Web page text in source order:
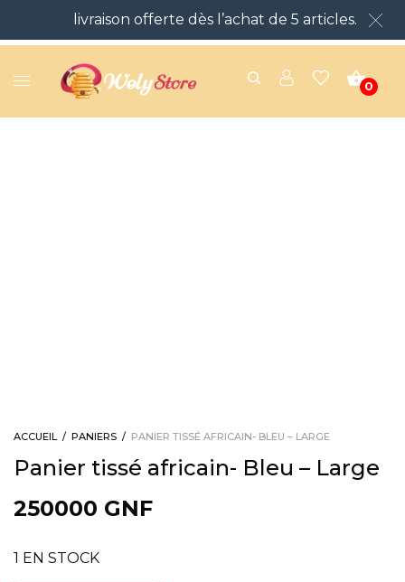
livraison offerte dès l’achat de 5 articles.
0
ACCUEIL / PANIERS / PANIER TISSÉ AFRICAIN- BLEU – LARGE
Panier tissé africain- Bleu – Large
250000 GNF
1 EN STOCK